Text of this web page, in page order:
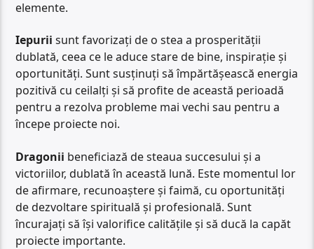
elemente.
Iepurii sunt favorizați de o stea a prosperității
dublată, ceea ce le aduce stare de bine, inspirație și
oportunități. Sunt susținuți să împărtășească energia
pozitivă cu ceilalți și să profite de această perioadă
pentru a rezolva probleme mai vechi sau pentru a
începe proiecte noi.
Dragonii beneficiază de steaua succesului și a
victoriilor, dublată în această lună. Este momentul lor
de afirmare, recunoaștere și faimă, cu oportunități
de dezvoltare spirituală și profesională. Sunt
încurajați să își valorifice calitățile și să ducă la capăt
proiecte importante.